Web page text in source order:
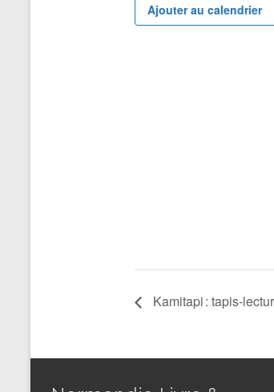
Ajouter au calendrier
Kamitapi : tapis-